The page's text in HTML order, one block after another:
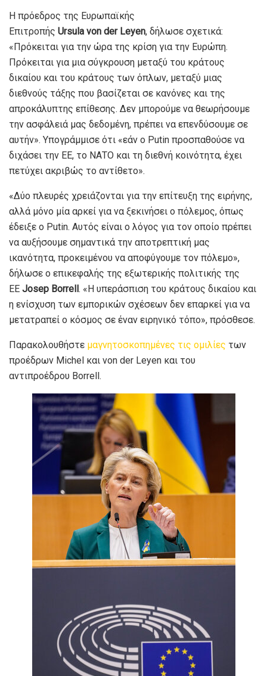
Η πρόεδρος της Ευρωπαϊκής
Επιτροπής Ursula von der Leyen, δήλωσε σχετικά:
«Πρόκειται για την ώρα της κρίση για την Ευρώπη.
Πρόκειται για μια σύγκρουση μεταξύ του κράτους
δικαίου και του κράτους των όπλων, μεταξύ μιας
διεθνούς τάξης που βασίζεται σε κανόνες και της
απροκάλυπτης επίθεσης. Δεν μπορούμε να θεωρήσουμε
την ασφάλειά μας δεδομένη, πρέπει να επενδύσουμε σε
αυτήν». Υπογράμμισε ότι «εάν ο Putin προσπαθούσε να
διχάσει την ΕΕ, το ΝΑΤΟ και τη διεθνή κοινότητα, έχει
πετύχει ακριβώς το αντίθετο».
«Δύο πλευρές χρειάζονται για την επίτευξη της ειρήνης,
αλλά μόνο μία αρκεί για να ξεκινήσει ο πόλεμος, όπως
έδειξε ο Putin. Αυτός είναι ο λόγος για τον οποίο πρέπει
να αυξήσουμε σημαντικά την αποτρεπτική μας
ικανότητα, προκειμένου να αποφύγουμε τον πόλεμο»,
δήλωσε ο επικεφαλής της εξωτερικής πολιτικής της
ΕΕ Josep Borrell. «Η υπεράσπιση του κράτους δικαίου και
η ενίσχυση των εμπορικών σχέσεων δεν επαρκεί για να
μετατραπεί ο κόσμος σε έναν ειρηνικό τόπο», πρόσθεσε.
Παρακολουθήστε μαγνητοσκοπημένες τις ομιλίες των
προέδρων Michel και von der Leyen και του
αντιπροέδρου Borrell.